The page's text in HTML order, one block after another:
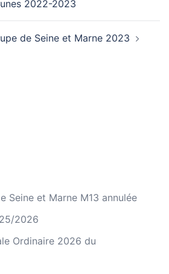
2022-2023
de Seine et Marne 2023
Seine et Marne M13 annulée
2026
Ordinaire 2026 du